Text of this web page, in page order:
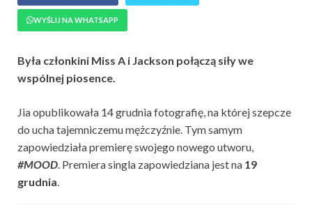
WYŚLIJ NA WHATSAPP
Była członkini Miss A i Jackson połączą siły we
wspólnej piosence.
Jia opublikowała 14 grudnia fotografię, na której szepcze
do ucha tajemniczemu mężczyźnie. Tym samym
zapowiedziała premierę swojego nowego utworu,
#MOOD. Premiera singla zapowiedziana jest na 19
grudnia.